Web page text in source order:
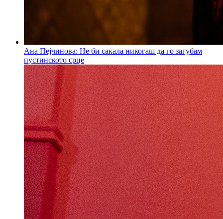
Ана Пејчинова: Не би сакала никогаш да го загубам
пустинското срце